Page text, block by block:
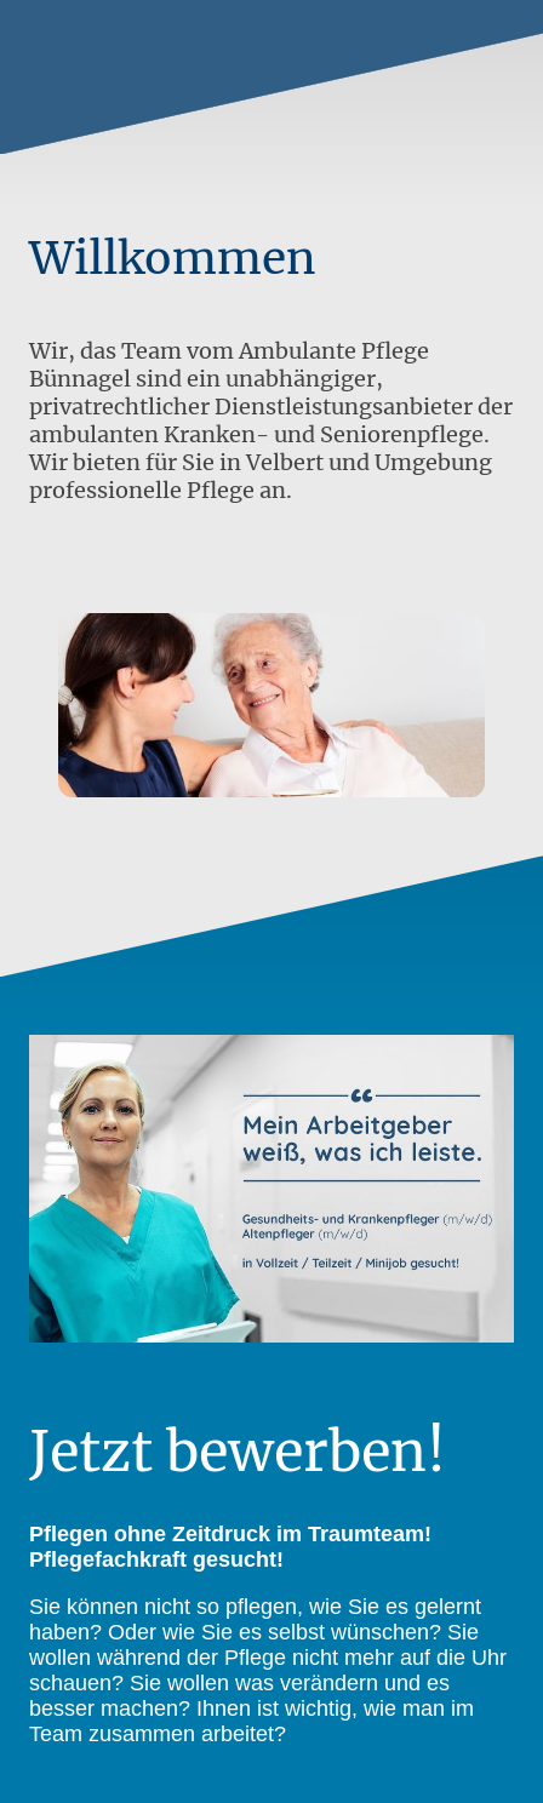
Willkommen
Wir, das Team vom Ambulante Pflege
Bünnagel sind ein unabhängiger,
privatrechtlicher Dienstleistungsanbieter der
ambulanten Kranken- und Seniorenpflege.
Wir bieten für Sie in Velbert und Umgebung
professionelle Pflege an.
Jetzt bewerben!
Pflegen ohne Zeitdruck im Traumteam!
Pflegefachkraft gesucht!
Sie können nicht so pflegen, wie Sie es gelernt
haben? Oder wie Sie es selbst wünschen? Sie
wollen während der Pflege nicht mehr auf die Uhr
schauen? Sie wollen was verändern und es
besser machen? Ihnen ist wichtig, wie man im
Team zusammen arbeitet?